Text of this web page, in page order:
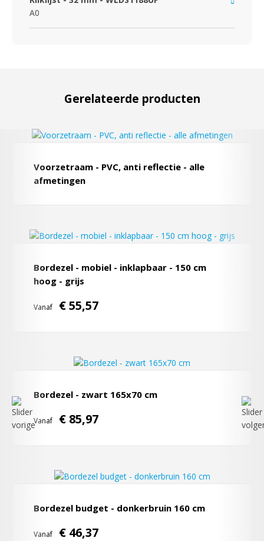
A0
Gerelateerde producten
Voorzetraam - PVC, anti reflectie - alle
afmetingen
Bordezel - mobiel - inklapbaar - 150 cm
hoog - grijs
Vanaf € 55,57
Bordezel - zwart 165x70 cm
Vanaf € 85,97
Bordezel budget - donkerbruin 160 cm
Vanaf € 46,37